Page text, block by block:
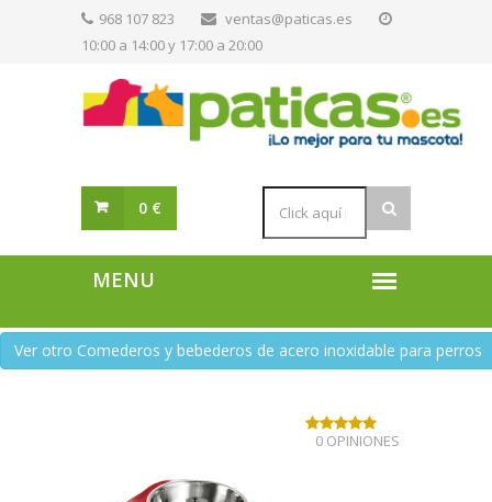
968 107 823
ventas@paticas.es
10:00 a 14:00 y 17:00 a 20:00
0 €
Ver otro Comederos y bebederos de acero inoxidable para perros
0 OPINIONES